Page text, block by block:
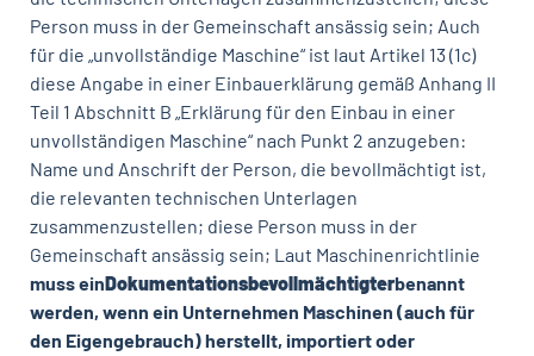
Person muss in der Gemeinschaft ansässig sein; Auch
für die „unvollständige Maschine“ ist laut Artikel 13 (1c)
diese Angabe in einer Einbauerklärung gemäß Anhang II
Teil 1 Abschnitt B „Erklärung für den Einbau in einer
unvollständigen Maschine“ nach Punkt 2 anzugeben:
Name und Anschrift der Person, die bevollmächtigt ist,
die relevanten technischen Unterlagen
zusammenzustellen; diese Person muss in der
Gemeinschaft ansässig sein; Laut Maschinenrichtlinie
muss einDokumentationsbevollmächtigterbenannt
werden, wenn ein Unternehmen Maschinen (auch für
den Eigengebrauch) herstellt, importiert oder